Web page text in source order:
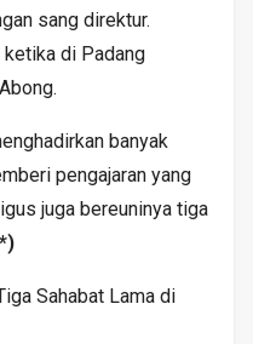
sang direktur.
di Padang
banyak
pengajaran yang
juga bereuninya tiga
Sahabat Lama di